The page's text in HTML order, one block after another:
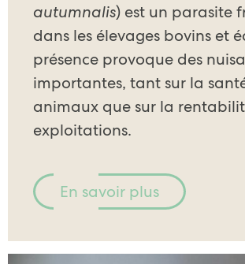
autumnalis) est un parasite
dans les élevages bovins et
présence provoque des
importantes, tant sur la
animaux que sur la
exploitations.
En savoir plus